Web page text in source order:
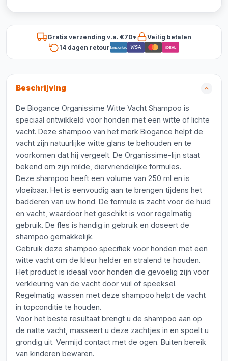
Gratis verzending v.a. €70*
Veilig betalen
14 dagen retourBancontact VISA iDEAL
Beschrijving
De Biogance Organissime Witte Vacht Shampoo is
speciaal ontwikkeld voor honden met een witte of lichte
vacht. Deze shampoo van het merk Biogance helpt de
vacht zijn natuurlijke witte glans te behouden en te
voorkomen dat hij vergeelt. De Organissime-lijn staat
bekend om zijn milde, diervriendelijke formules.
Deze shampoo heeft een volume van 250 ml en is
vloeibaar. Het is eenvoudig aan te brengen tijdens het
badderen van uw hond. De formule is zacht voor de huid
en vacht, waardoor het geschikt is voor regelmatig
gebruik. De fles is handig in gebruik en doseert de
shampoo gemakkelijk.
Gebruik deze shampoo specifiek voor honden met een
witte vacht om de kleur helder en stralend te houden.
Het product is ideaal voor honden die gevoelig zijn voor
verkleuring van de vacht door vuil of speeksel.
Regelmatig wassen met deze shampoo helpt de vacht
in topconditie te houden.
Voor het beste resultaat brengt u de shampoo aan op
de natte vacht, masseert u deze zachtjes in en spoelt u
grondig uit. Vermijd contact met de ogen. Buiten bereik
van kinderen bewaren.